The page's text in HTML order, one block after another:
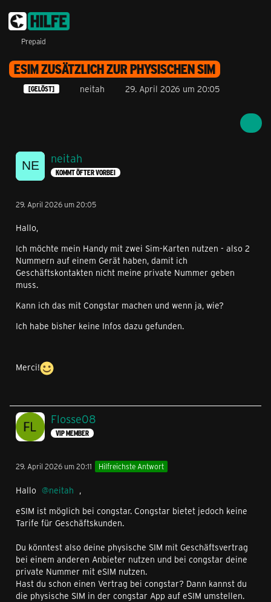
Prepaid
ESIM ZUSÄTZLICH ZUR PHYSISCHEN SIM
[GELÖST] neitah 29. April 2026 um 20:05
neitah
KOMMT ÖFTER VORBEI
29. April 2026 um 20:05
Hallo,
Ich möchte mein Handy mit zwei Sim-Karten nutzen - also 2
Nummern auf einem Gerät haben, damit ich
Geschäftskontakten nicht meine private Nummer geben
muss.
Kann ich das mit Congstar machen und wenn ja, wie?
Ich habe bisher keine Infos dazu gefunden.
Merci!
Flosse08
VIP MEMBER
29. April 2026 um 20:11 Hilfreichste Antwort
Hallo neitah ,
eSIM ist möglich bei congstar. Congstar bietet jedoch keine
Tarife für Geschäftskunden.
Du könntest also deine physische SIM mit Geschäftsvertrag
bei einem anderen Anbieter nutzen und bei congstar deine
private Nummer mit eSIM nutzen.
Hast du schon einen Vertrag bei congstar? Dann kannst du
die physische SIM in der congstar App auf eSIM umstellen.